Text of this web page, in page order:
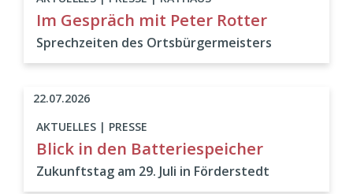
Im Gespräch mit Peter Rotter
Sprechzeiten des Ortsbürgermeisters
AKTUELLES | PRESSE
Blick in den Batteriespeicher
Zukunftstag am 29. Juli in Förderstedt
22.07.2026